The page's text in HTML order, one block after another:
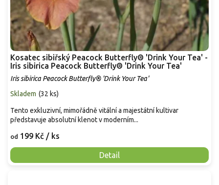
Kosatec sibiřský Peacock Butterfly® 'Drink Your Tea' -
Iris sibirica Peacock Butterfly® 'Drink Your Tea'
Iris sibirica Peacock Butterfly® 'Drink Your Tea'
Skladem (32 ks)
od 199 Kč / ks
Detail
Tento exkluzivní, mimořádně vitální a majestátní kultivar
představuje absolutní klenot v moderním...